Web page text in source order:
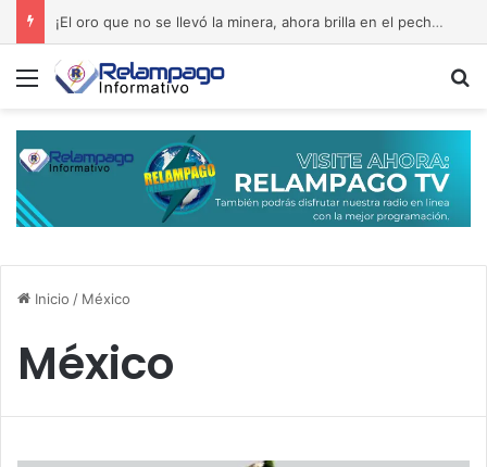
Septiembre de 1965: la memoria que reclama el rescate del edificio Copello
Menú
Inicio / México
México